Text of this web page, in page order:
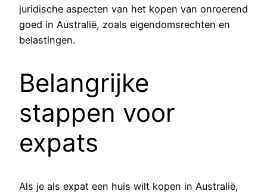
juridische aspecten van het kopen van onroerend
goed in Australië, zoals eigendomsrechten en
belastingen.
Belangrijke
stappen voor
expats
Als je als expat een huis wilt kopen in Australië,